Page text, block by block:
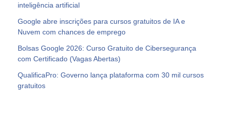
inteligência artificial
Google abre inscrições para cursos gratuitos de IA e
Nuvem com chances de emprego
Bolsas Google 2026: Curso Gratuito de Cibersegurança
com Certificado (Vagas Abertas)
QualificaPro: Governo lança plataforma com 30 mil cursos
gratuitos